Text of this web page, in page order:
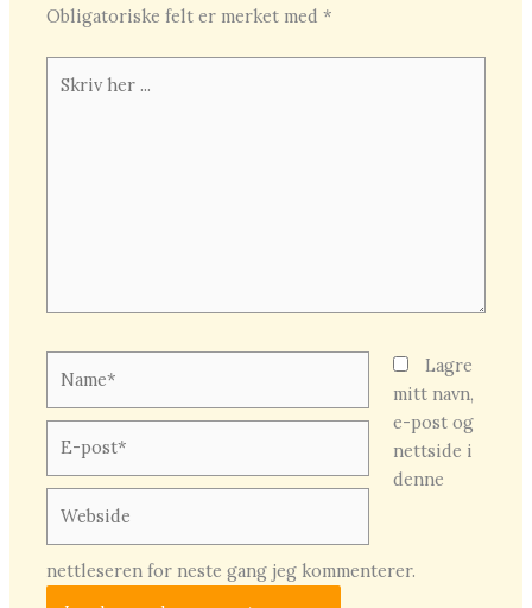
Obligatoriske felt er merket med*
her
post*
Lagre
mitt navn,
e-post og
nettside i
denne
nettleseren for neste gang jeg kommenterer.